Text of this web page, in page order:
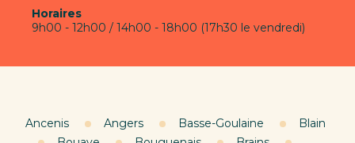
Horaires
9h00 - 12h00 / 14h00 - 18h00 (17h30 le vendredi)
Ancenis Angers Basse-Goulaine
Blain